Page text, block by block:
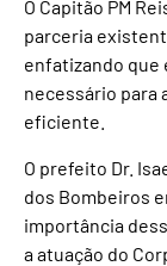
O Capitão PM
parceria
enfatizando que
necessário para
eficiente.
O prefeito Dr.
dos Bombeiros
importância
a atuação do